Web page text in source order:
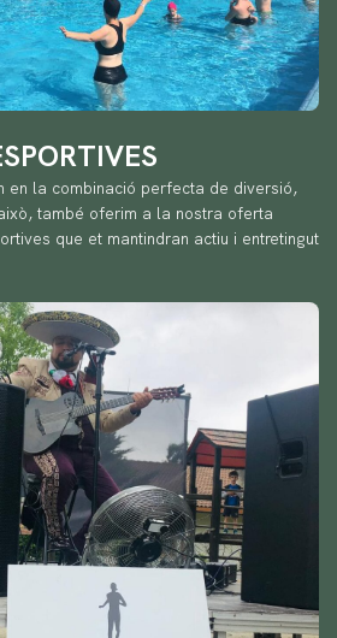
en la combinació perfecta de diversió,
també oferim a la nostra oferta
que et mantindran actiu i entretingut